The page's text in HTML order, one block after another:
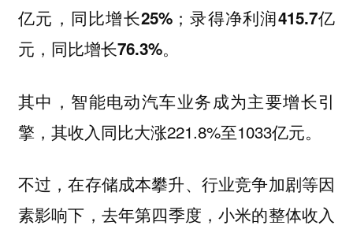
亿元，同比增长25%；录得净利润415.7亿
元，同比增长76.3%。
其中，智能电动汽车业务成为主要增长引
擎，其收入同比大涨221.8%至1033亿元。
不过，在存储成本攀升、行业竞争加剧等因
素影响下， 去年第四季度，小米的整体收入